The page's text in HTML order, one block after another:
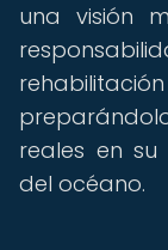
una visión
reales en
del océano.